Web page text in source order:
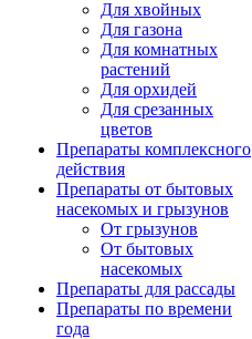
Для хвойных
Для газона
Для комнатных
растений
Для орхидей
Для срезанных
цветов
Препараты комплексного
действия
Препараты от бытовых
насекомых и грызунов
От грызунов
От бытовых
насекомых
Препараты для рассады
Препараты по времени
года